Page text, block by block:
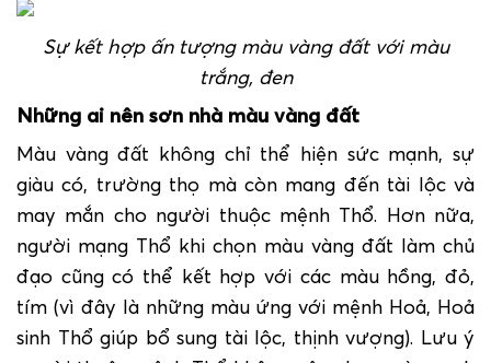
Sự kết hợp ấn tượng màu vàng đất với màu
trắng, đen
Những ai nên sơn nhà màu vàng đất
Màu vàng đất không chỉ thể hiện sức mạnh, sự
giàu có, trường thọ mà còn mang đến tài lộc và
may mắn cho người thuộc mệnh Thổ. Hơn nữa,
người mạng Thổ khi chọn màu vàng đất làm chủ
đạo cũng có thể kết hợp với các màu hồng, đỏ,
tím (vì đây là những màu ứng với mệnh Hoả, Hoả
sinh Thổ giúp bổ sung tài lộc, thịnh vượng). Lưu ý